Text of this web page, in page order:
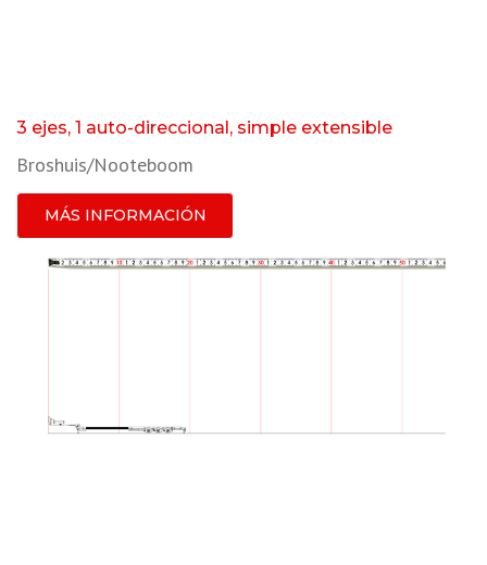
3 ejes, 1 auto-direccional, simple extensible
Broshuis/Nooteboom
MÁS INFORMACIÓN